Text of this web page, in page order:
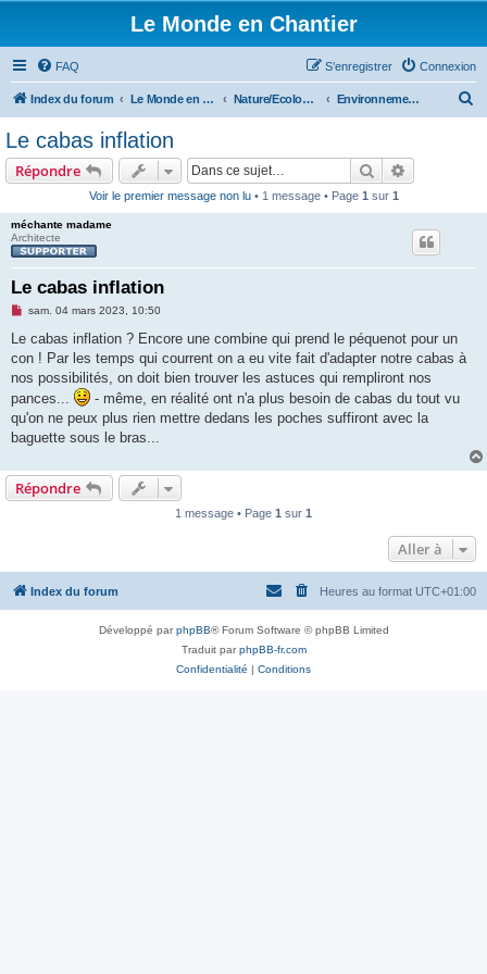
Le Monde en Chantier
FAQ Connexion
S’enregistrer
Index du forum Le Monde en Chantier Nature/Ecologie/Ptits oiseaux... Environnement/écologie
Le cabas inflation
Répondre Rechercher
Voir le premier message non lu• 1 message • Page 1 sur 1
méchante madame
Architecte
Le cabas inflation
M
s
a
g
n
o
n
l
sam. 04 mars 2023, 10:50
Le cabas inflation ? Encore une combine qui prend le péquenot pour un
con ! Par les temps qui courrent on a eu vite fait d'adapter notre cabas à
nos possibilités, on doit bien trouver les astuces qui rempliront nos
pances...
- même, en réalité ont n'a plus besoin de cabas du tout vu
qu'on ne peux plus rien mettre dedans les poches suffiront avec la
baguette sous le bras...
Répondre
1 message • Page 1 sur 1
Aller à
Index du forum Heures au format UTC+01:00
Développé parphpBB® Forum Software © phpBB Limited
Traduit parphpBB-fr.com
Confidentialité | Conditions